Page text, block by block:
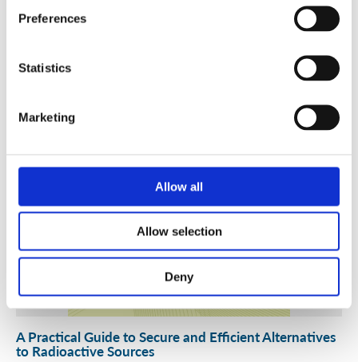
Preferences
Statistics
Marketing
Allow all
Allow selection
Deny
A Practical Guide to Secure and Efficient Alternatives
to Radioactive Sources